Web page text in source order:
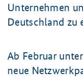
Unternehmen
Deutschland zu
Ab Februar
neue